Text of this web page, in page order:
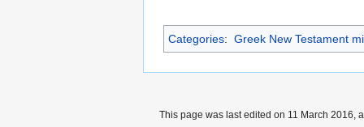
Categories: Greek New Testament
This page was last edited on 11 March 2016,